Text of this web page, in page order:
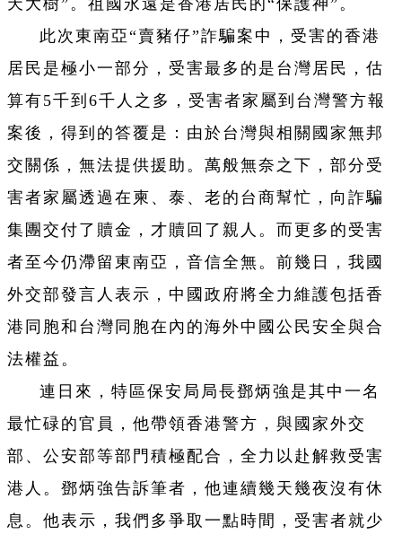
此次東南亞“賣豬仔”詐騙案中，受害的香港
居民是極小一部分，受害最多的是台灣居民，估
算有5千到6千人之多，受害者家屬到台灣警方報
案後，得到的答覆是：由於台灣與相關國家無邦
交關係，無法提供援助。萬般無奈之下，部分受
害者家屬透過在柬、泰、老的台商幫忙，向詐騙
集團交付了贖金，才贖回了親人。而更多的受害
者至今仍滯留東南亞，音信全無。前幾日，我國
外交部發言人表示，中國政府將全力維護包括香
港同胞和台灣同胞在內的海外中國公民安全與合
法權益。
連日來，特區保安局局長鄧炳強是其中一名
最忙碌的官員，他帶領香港警方，與國家外交
部、公安部等部門積極配合，全力以赴解救受害
港人。鄧炳強告訴筆者，他連續幾天幾夜沒有休
息。他表示，我們多爭取一點時間，受害者就少